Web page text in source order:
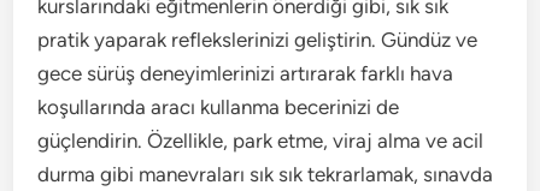
kurslarındaki eğitmenlerin önerdiği gibi, sık sık
pratik yaparak reflekslerinizi geliştirin. Gündüz ve
gece sürüş deneyimlerinizi artırarak farklı hava
koşullarında aracı kullanma becerinizi de
güçlendirin. Özellikle, park etme, viraj alma ve acil
durma gibi manevraları sık sık tekrarlamak, sınavda